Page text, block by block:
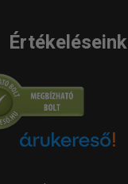
Értékeléseink